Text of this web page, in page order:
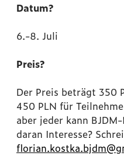
Datum?
6.-8. Juli
Preis?
Der Preis beträgt 350
450 PLN für
aber jeder kann
daran Interesse?